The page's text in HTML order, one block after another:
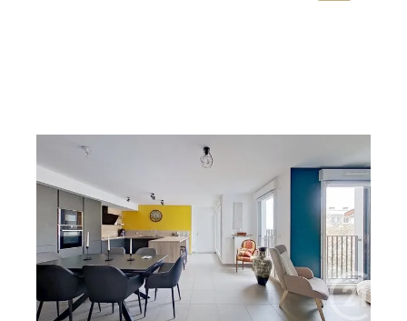
NOGENT SUR MARNE 94
84,50 m
Ref : 1412
Appartement F4 à vendre
550 000 €
APPARTEMENT A VENDRE - NOGENT-SUR-